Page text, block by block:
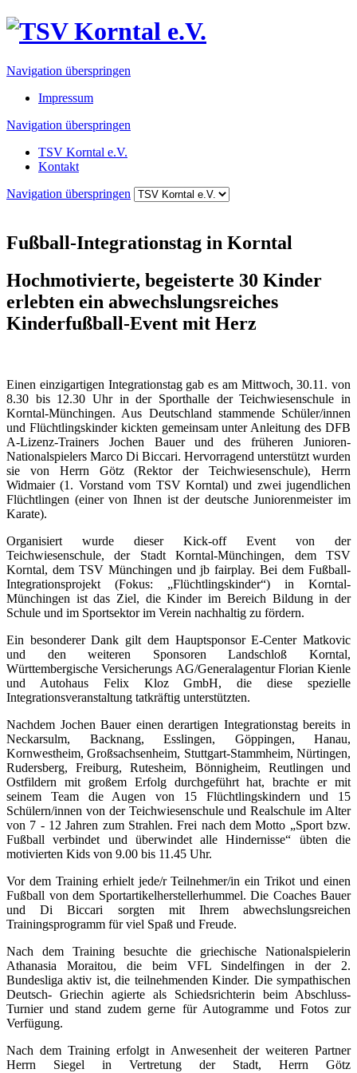
Navigation überspringen
Impressum
Navigation überspringen
TSV Korntal e.V.
Kontakt
Navigation überspringen
Fußball-Integrationstag in Korntal
Hochmotivierte, begeisterte 30 Kinder
erlebten ein abwechslungsreiches
Kinderfußball-Event mit Herz
Einen einzigartigen Integrationstag gab es am Mittwoch, 30.11. von
8.30 bis 12.30 Uhr in der Sporthalle der Teichwiesenschule in
Korntal-Münchingen. Aus Deutschland stammende Schüler/innen
und Flüchtlingskinder kickten gemeinsam unter Anleitung des DFB
A-Lizenz-Trainers Jochen Bauer und des früheren Junioren-
Nationalspielers Marco Di Biccari. Hervorragend unterstützt wurden
sie von Herrn Götz (Rektor der Teichwiesenschule), Herrn
Widmaier (1. Vorstand vom TSV Korntal) und zwei jugendlichen
Flüchtlingen (einer von Ihnen ist der deutsche Juniorenmeister im
Karate).
Organisiert wurde dieser Kick-off Event von der
Teichwiesenschule, der Stadt Korntal-Münchingen, dem TSV
Korntal, dem TSV Münchingen und jb fairplay. Bei dem Fußball-
Integrationsprojekt (Fokus: „Flüchtlingskinder“) in Korntal-
Münchingen ist das Ziel, die Kinder im Bereich Bildung in der
Schule und im Sportsektor im Verein nachhaltig zu fördern.
Ein besonderer Dank gilt dem Hauptsponsor E-Center Matkovic
und den weiteren Sponsoren Landschloß Korntal,
Württembergische Versicherungs AG/Generalagentur Florian Kienle
und Autohaus Felix Kloz GmbH, die diese spezielle
Integrationsveranstaltung tatkräftig unterstützten.
Nachdem Jochen Bauer einen derartigen Integrationstag bereits in
Neckarsulm, Backnang, Esslingen, Göppingen, Hanau,
Kornwestheim, Großsachsenheim, Stuttgart-Stammheim, Nürtingen,
Rudersberg, Freiburg, Rutesheim, Bönnigheim, Reutlingen und
Ostfildern mit großem Erfolg durchgeführt hat, brachte er mit
seinem Team die Augen von 15 Flüchtlingskindern und 15
Schülern/innen von der Teichwiesenschule und Realschule im Alter
von 7 - 12 Jahren zum Strahlen. Frei nach dem Motto „Sport bzw.
Fußball verbindet und überwindet alle Hindernisse“ übten die
motivierten Kids von 9.00 bis 11.45 Uhr.
Vor dem Training erhielt jede/r Teilnehmer/in ein Trikot und einen
Fußball von dem Sportartikelherstellerhummel. Die Coaches Bauer
und Di Biccari sorgten mit Ihrem abwechslungsreichen
Trainingsprogramm für viel Spaß und Freude.
Nach dem Training besuchte die griechische Nationalspielerin
Athanasia Moraitou, die beim VFL Sindelfingen in der 2.
Bundesliga aktiv ist, die teilnehmenden Kinder. Die sympathischen
Deutsch- Griechin agierte als Schiedsrichterin beim Abschluss-
Turnier und stand zudem gerne für Autogramme und Fotos zur
Verfügung.
Nach dem Training erfolgt in Anwesenheit der weiteren Partner
Herrn Siegel in Vertretung der Stadt, Herrn Götz